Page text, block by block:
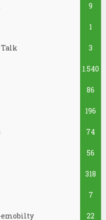
9
1
3
1.540
86
196
74
56
318
7
emobilty 22